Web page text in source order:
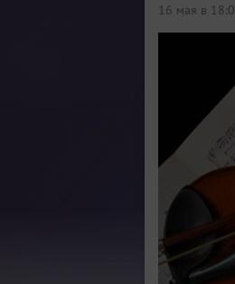
16 мая в